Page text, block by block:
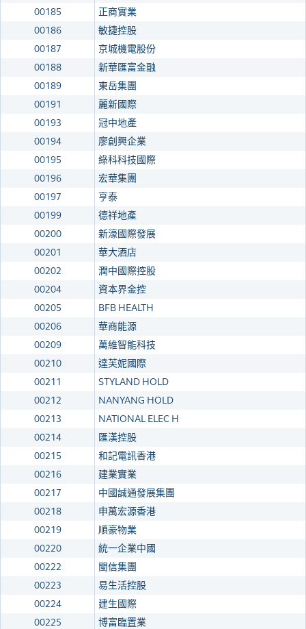
00185
正商實業
00186
敏捷控股
00187
京城機電股份
00188
新華匯富金融
00189
東岳集團
00191
麗新國際
00193
冠中地產
00194
廖創興企業
00195
綠科科技國際
00196
宏華集團
00197
亨泰
00199
德祥地產
00200
新濠國際發展
00201
華大酒店
00202
潤中國際控股
00204
資本界金控
00205
BFB HEALTH
00206
華商能源
00209
萬維智能科技
00210
達芙妮國際
00211
STYLAND HOLD
00212
NANYANG HOLD
00213
NATIONAL ELEC H
00214
匯漢控股
00215
和記電訊香港
00216
建業實業
00217
中國誠通發展集團
00218
申萬宏源香港
00219
順豪物業
00220
統一企業中國
00222
閩信集團
00223
易生活控股
00224
建生國際
00225
博富臨置業